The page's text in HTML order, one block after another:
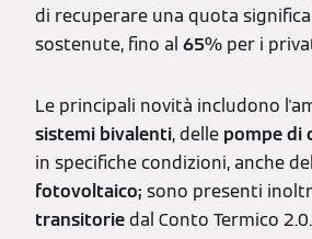
di recuperare una quota
sostenute, fino al 65% per i
Le principali novità includono
sistemi bivalenti, delle pompe di
in specifiche condizioni, anche del
fotovoltaico; sono presenti
transitoriedal Conto Termico 2.0.